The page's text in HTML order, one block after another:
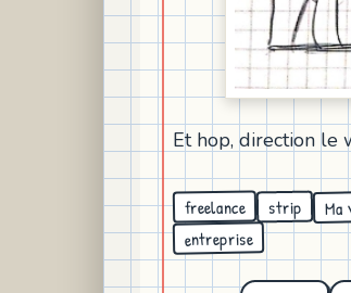
Et hop, direction le
freelance strip Ma
entreprise